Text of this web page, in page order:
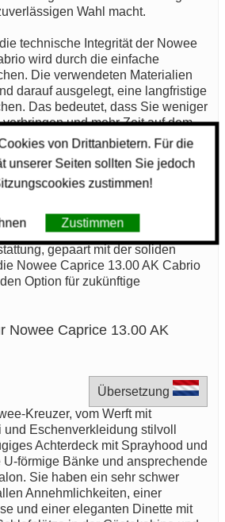
Wahl macht.
technische Integrität der Nowee
wird durch die einfache
Die verwendeten Materialien
darauf ausgelegt, eine langfristige
Das bedeutet, dass Sie weniger
und mehr Zeit auf dem
Nowee Caprice 13.00 AK Cabrio
aus Funktionalität,
alle, die ein zuverlässiges und
ihre Zeit auf dem Wasser suchen.
gepaart mit der soliden
Nowee Caprice 13.00 AK Cabrio
Option für zukünftige
Nowee Caprice 13.00 AK
Übersetzung
Kreuzer, vom Werft mit
Eschenverkleidung stilvoll
Achterdeck mit Sprayhood und
U-förmige Bänke und ansprechende
Sie haben ein sehr schwer
Annehmlichkeiten, einer
und einer eleganten Dinette mit
von Drittanbietern. Für die
unserer Seiten sollten Sie jedoch
zustimmen!
Zustimmen